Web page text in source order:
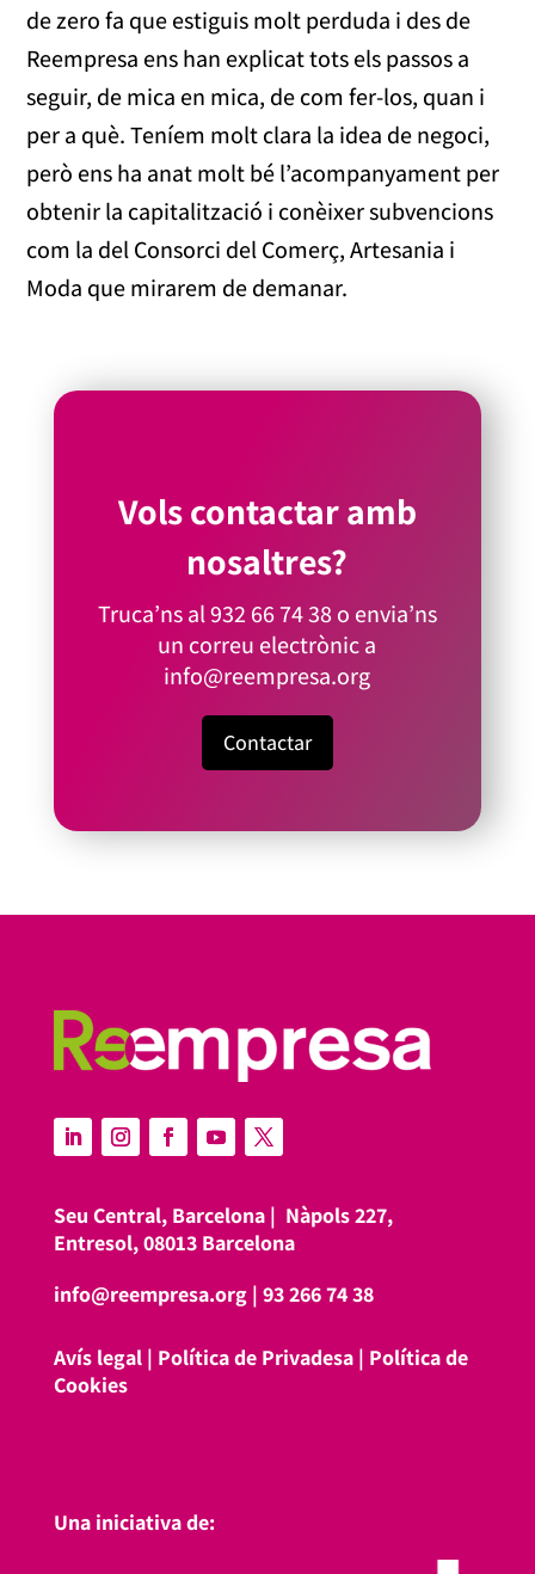
de zero fa que estiguis molt perduda i des de
Reempresa ens han explicat tots els passos a
seguir, de mica en mica, de com fer-los, quan i
per a què. Teníem molt clara la idea de negoci,
però ens ha anat molt bé l’acompanyament per
obtenir la capitalització i conèixer subvencions
com la del Consorci del Comerç, Artesania i
Moda que mirarem de demanar.
Vols contactar amb
nosaltres?
Truca’ns al932 66 74 38o envia’ns
un correu electrònic a
info@reempresa.org
Contactar
Seu Central, Barcelona | Nàpols 227,
Entresol, 08013 Barcelona
info@reempresa.org| 93 266 74 38
Avís legal| Política de Privadesa| Política de
Cookies
Una iniciativa de: